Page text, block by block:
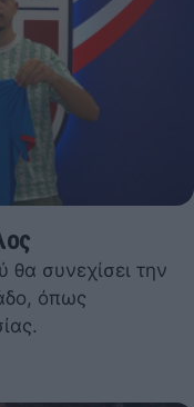
συνεχίσει την
όπως